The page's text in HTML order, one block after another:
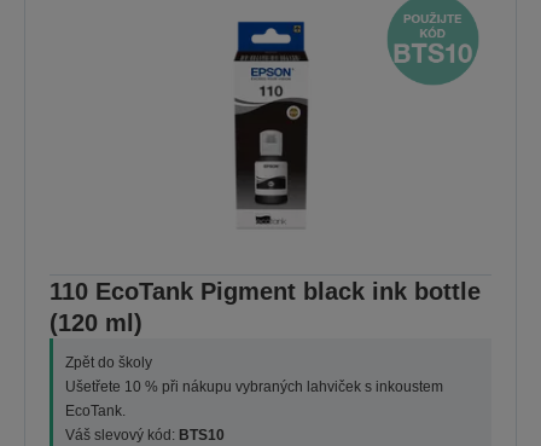
110 EcoTank Pigment black ink bottle
(120 ml)
Zpět do školy
Ušetřete 10 % při nákupu vybraných lahviček s inkoustem
EcoTank.
Váš slevový kód: BTS10